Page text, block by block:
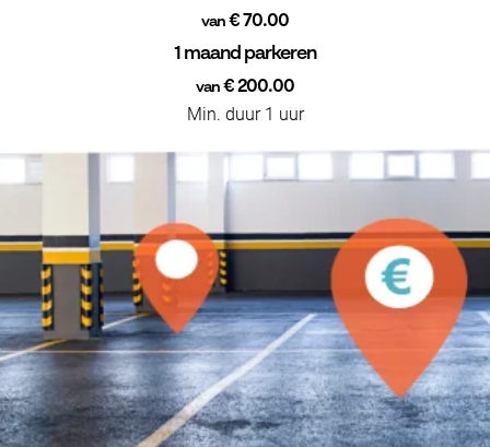
van€ 70.00
1 maand parkeren
van€ 200.00
Min. duur 1 uur